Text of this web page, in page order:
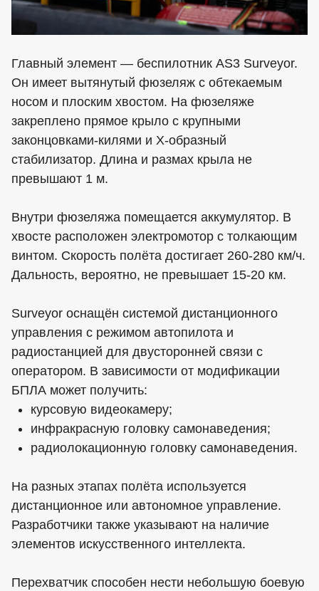
Главный элемент — беспилотник AS3 Surveyor.
Он имеет вытянутый фюзеляж с обтекаемым
носом и плоским хвостом. На фюзеляже
закреплено прямое крыло с крупными
законцовками-килями и Х-образный
стабилизатор. Длина и размах крыла не
превышают 1 м.
Внутри фюзеляжа помещается аккумулятор. В
хвосте расположен электромотор с толкающим
винтом. Скорость полёта достигает 260-280 км/ч.
Дальность, вероятно, не превышает 15-20 км.
Surveyor оснащён системой дистанционного
управления с режимом автопилота и
радиостанцией для двусторонней связи с
оператором. В зависимости от модификации
БПЛА может получить:
курсовую видеокамеру;
инфракрасную головку самонаведения;
радиолокационную головку самонаведения.
На разных этапах полёта используется
дистанционное или автономное управление.
Разработчики также указывают на наличие
элементов искусственного интеллекта.
Перехватчик способен нести небольшую боевую